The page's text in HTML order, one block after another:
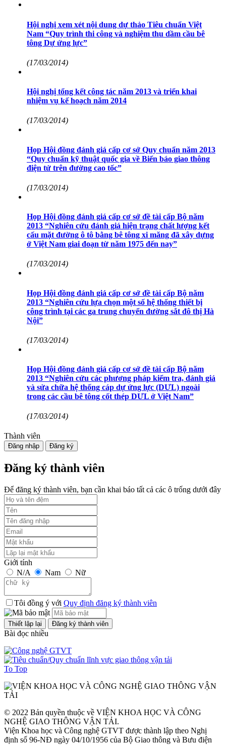
Hội nghị xem xét nội dung dự thảo Tiêu chuẩn Việt
Nam “Quy trình thi công và nghiệm thu dầm cầu bê
tông Dự ứng lực”
(17/03/2014)
Hội nghị tổng kết công tác năm 2013 và triển khai
nhiệm vụ kế hoạch năm 2014
(17/03/2014)
Họp Hội đồng đánh giá cấp cơ sở Quy chuẩn năm 2013
“Quy chuẩn kỹ thuật quốc gia về Biển báo giao thông
điện tử trên đường cao tốc”
(17/03/2014)
Họp Hội đồng đánh giá cấp cơ sở đề tài cấp Bộ năm
2013 “Nghiên cứu đánh giá hiện trạng chất lượng kết
cấu mặt đường ô tô bằng bê tông xi măng đã xây dựng
ở Việt Nam giai đoạn từ năm 1975 đến nay”
(17/03/2014)
Họp Hội đồng đánh giá cấp cơ sở đề tài cấp Bộ năm
2013 “Nghiên cứu lựa chọn một số hệ thống thiết bị
công trình tại các ga trung chuyển đường sắt đô thị Hà
Nội”
(17/03/2014)
Họp Hội đồng đánh giá cấp cơ sở đề tài cấp Bộ năm
2013 “Nghiên cứu các phương pháp kiểm tra, đánh giá
và sửa chữa hệ thống cáp dự ứng lực (DƯL) ngoài
trong các cầu bê tông cốt thép DƯL ở Việt Nam”
(17/03/2014)
Thành viên
Đăng nhập Đăng ký
Đăng ký thành viên
Để đăng ký thành viên, bạn cần khai báo tất cả các ô trống dưới đây
Giới tính
N/A
Nam Nữ
Tôi đồng ý với Quy định đăng ký thành viên
Bài đọc nhiều
To Top
© 2022 Bản quyền thuộc về VIỆN KHOA HỌC VÀ CÔNG
NGHỆ GIAO THÔNG VẬN TẢI.
Viện Khoa học và Công nghệ GTVT được thành lập theo Nghị
định số 96-NĐ ngày 04/10/1956 của Bộ Giao thông và Bưu điện